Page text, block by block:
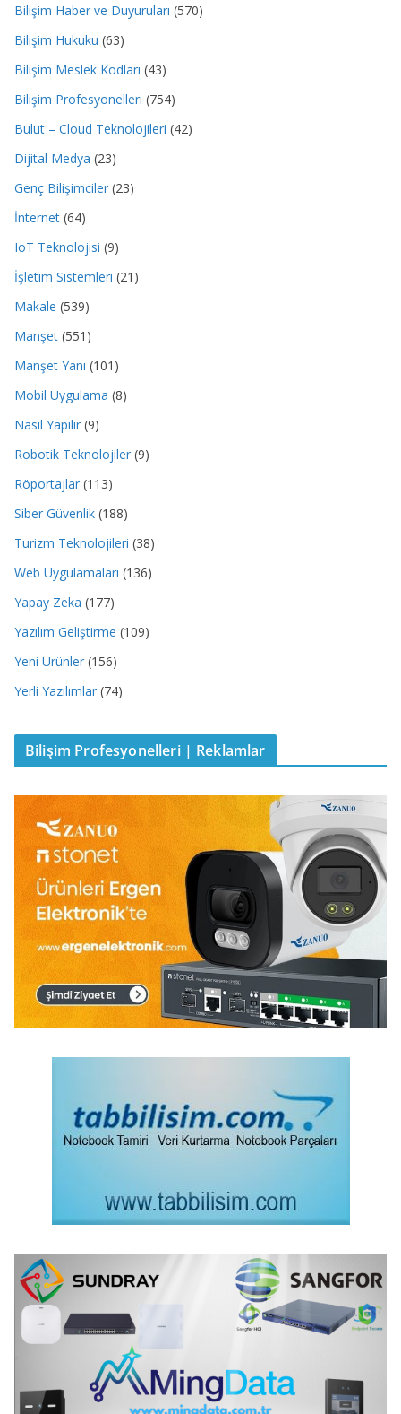
Bilişim Haber ve Duyuruları (570)
Bilişim Hukuku (63)
Bilişim Meslek Kodları (43)
Bilişim Profesyonelleri (754)
Bulut – Cloud Teknolojileri (42)
Dijital Medya (23)
Genç Bilişimciler (23)
İnternet (64)
IoT Teknolojisi (9)
İşletim Sistemleri (21)
Makale (539)
Manşet (551)
Manşet Yanı (101)
Mobil Uygulama (8)
Nasıl Yapılır (9)
Robotik Teknolojiler (9)
Röportajlar (113)
Siber Güvenlik (188)
Turizm Teknolojileri (38)
Web Uygulamaları (136)
Yapay Zeka (177)
Yazılım Geliştirme (109)
Yeni Ürünler (156)
Yerli Yazılımlar (74)
Bilişim Profesyonelleri | Reklamlar